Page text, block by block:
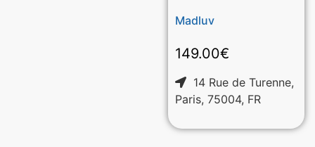
Madluv
149.00€
14 Rue de Turenne,
Paris, 75004, FR